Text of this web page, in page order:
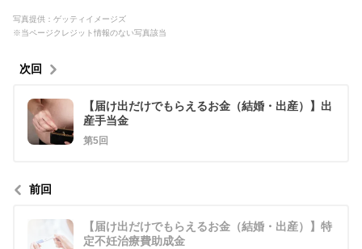
写真提供：ゲッティイメージズ
※当ページクレジット情報のない写真該当
次回
【届け出だけでもらえるお金（結婚・出産）】出
産手当金
第5回
前回
【届け出だけでもらえるお金（結婚・出産）】特
定不妊治療費助成金